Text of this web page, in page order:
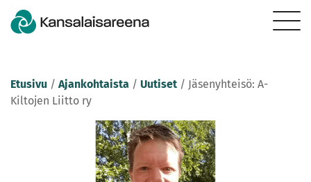
Etusivu / Ajankohtaista / Uutiset / Jäsenyhteisö: A-
Kiltojen Liitto ry